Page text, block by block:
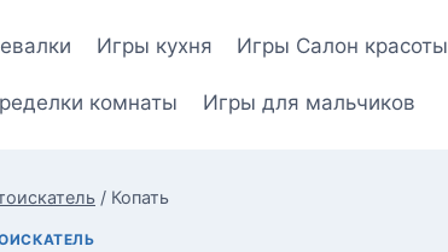
Игры кухня Игры Салон красоты
комнаты Игры для мальчиков
/ Копать